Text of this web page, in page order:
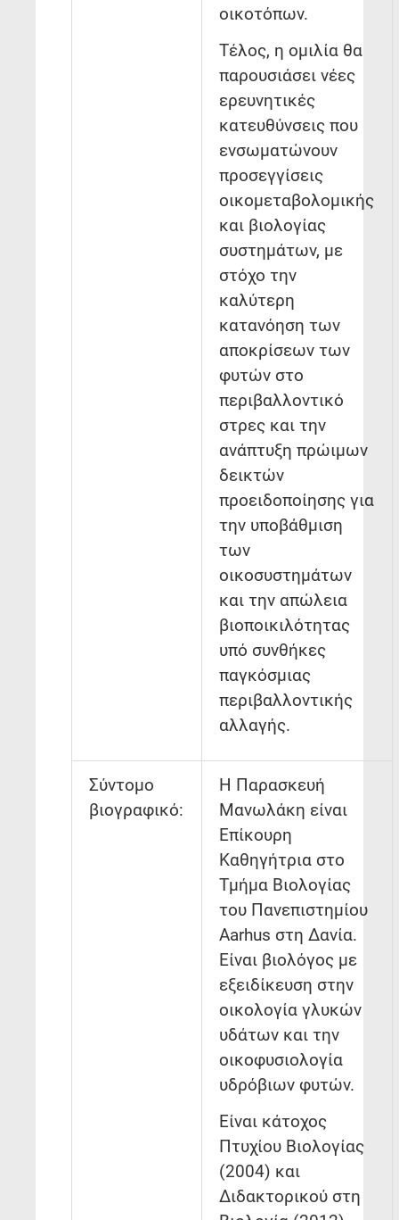
οικοτόπων.
Τέλος, η ομιλία θα
παρουσιάσει νέες
ερευνητικές
κατευθύνσεις που
ενσωματώνουν
προσεγγίσεις
οικομεταβολομικής
και βιολογίας
συστημάτων, με
στόχο την
καλύτερη
κατανόηση των
αποκρίσεων των
φυτών στο
περιβαλλοντικό
στρες και την
ανάπτυξη πρώιμων
δεικτών
προειδοποίησης για
την υποβάθμιση
των
οικοσυστημάτων
και την απώλεια
βιοποικιλότητας
υπό συνθήκες
παγκόσμιας
περιβαλλοντικής
αλλαγής.
Σύντομο
βιογραφικό:
Η Παρασκευή
Μανωλάκη είναι
Επίκουρη
Καθηγήτρια στο
Τμήμα Βιολογίας
του Πανεπιστημίου
Aarhus στη Δανία.
Είναι βιολόγος με
εξειδίκευση στην
οικολογία γλυκών
υδάτων και την
οικοφυσιολογία
υδρόβιων φυτών.
Είναι κάτοχος
Πτυχίου Βιολογίας
(2004) και
Διδακτορικού στη